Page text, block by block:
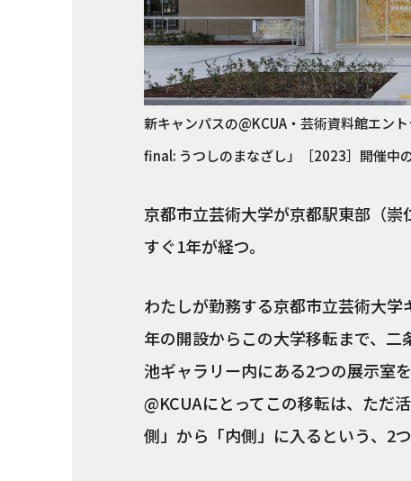
新キャンパスの@KCUA・芸術資料館エン
final: うつしのまなざし」［2023］開催中
京都市立芸術大学が京都駅東部（
すぐ1年が経つ。
わたしが勤務する京都市立芸術大
年の開設からこの大学移転まで、
池ギャラリー内にある2つの展示室
@KCUAにとってこの移転は、ただ
側」から「内側」に入るという、2